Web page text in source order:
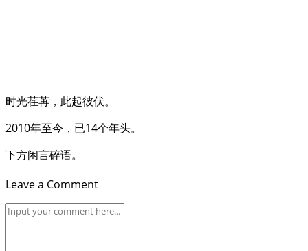
时光荏苒，此起彼伏。
2010年至今，已14个年头。
下方闲言碎语。
Leave a Comment